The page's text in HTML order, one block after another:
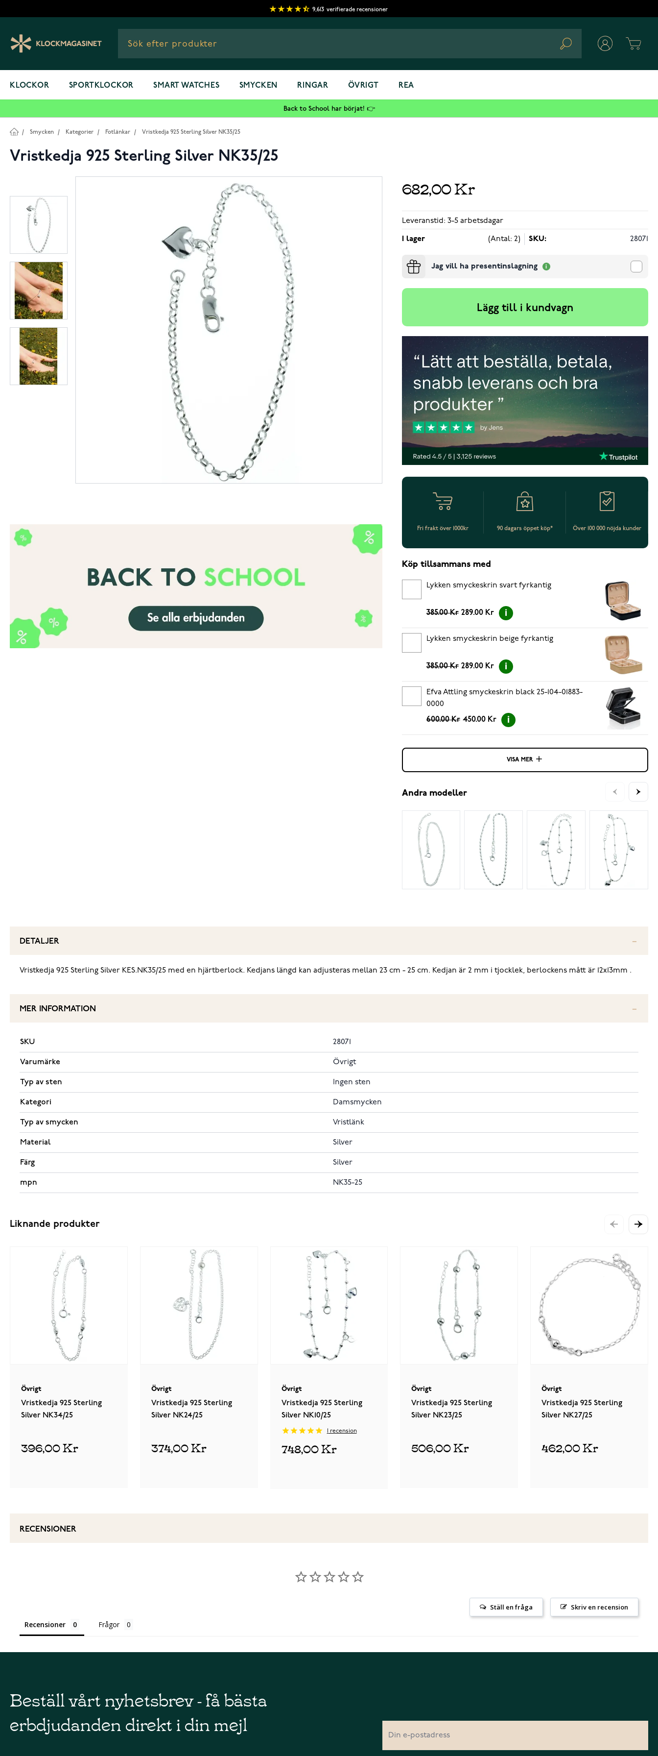
9,613 verifierade recensioner
Search
KLOCKOR SPORTKLOCKOR SMART WATCHES SMYCKEN RINGAR ÖVRIGT REA
Back to School har börjat! 👉
/ Smycken / Kategorier / Fotlänkar / Vristkedja 925 Sterling Silver NK35/25
Vristkedja 925 Sterling Silver NK35/25
682,00 Kr
Leveranstid: 3-5 arbetsdagar
I lager (Antal: 2) SKU: 28071
Jag vill ha presentinslagning
Lägg till i kundvagn
Fri frakt över 1000kr 90 dagars öppet köp* Över 100 000 nöjda kunder
Köp tillsammans med
Lykken smyckeskrin svart fyrkantig
385.00 Kr 289.00 Kr
Lykken smyckeskrin beige fyrkantig
385.00 Kr 289.00 Kr
Efva Attling smyckeskrin black 25-104-01883-
0000
600.00 Kr 450.00 Kr
VISA MER
Andra modeller
DETALJER
‌Vristkedja 925 Sterling Silver KES.NK35/25 med en hjärtberlock. Kedjans längd kan adjusteras mellan 23 cm - 25 cm. Kedjan är 2 mm i tjocklek, berlockens mått är 12x13mm .
MER INFORMATION
SKU 28071
Varumärke Övrigt
Typ av sten Ingen sten
Kategori Damsmycken
Typ av smycken Vristlänk
Material Silver
Färg Silver
mpn NK35-25
Liknande produkter
Övrigt
Vristkedja 925 Sterling
Silver NK34/25
396,00 Kr
Övrigt
Vristkedja 925 Sterling
Silver NK24/25
374,00 Kr
Övrigt
Vristkedja 925 Sterling
Silver NK10/25
recension
748,00 Kr
Övrigt
Vristkedja 925 Sterling
Silver NK23/25
506,00 Kr
Övrigt
Vristkedja 925 Sterling
Silver NK27/25
462,00 Kr
RECENSIONER
Skriv en recension
Ställ en fråga
Recensioner Frågor
Beställ vårt nyhetsbrev - få bästa
erbdjudanden direkt i din mejl